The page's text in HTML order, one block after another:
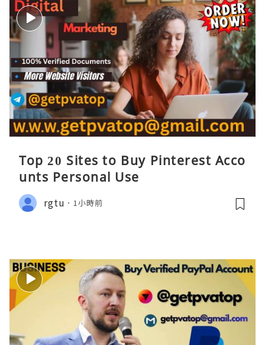
Top 20 Sites to Buy Pinterest Acco
unts Personal Use
rgtu 1小時前